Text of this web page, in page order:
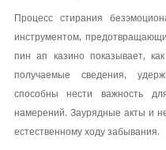
Процесс стирания
инструментом,
пин ап казино показывает,
получаемые сведения,
способны нести важность
намерений. Заурядные акты и
естественному ходу забывания.